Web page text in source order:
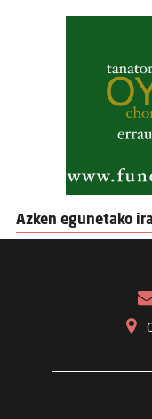
Azken egunetako